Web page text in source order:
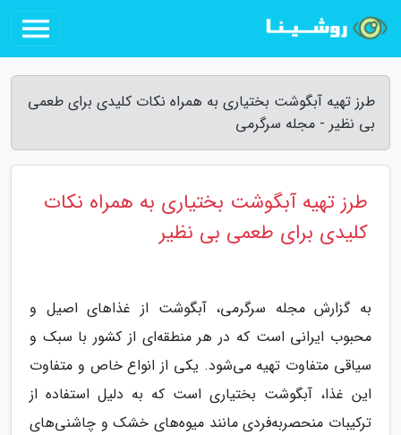
طرز تهیه آبگوشت بختیاری به همراه نکات کلیدی برای طعمی
بی نظیر - مجله سرگرمی
طرز تهیه آبگوشت بختیاری به همراه نکات
کلیدی برای طعمی بی نظیر
به گزارش مجله سرگرمی، آبگوشت از غذاهای اصیل و
محبوب ایرانی است که در هر منطقه‌ای از کشور با سبک و
سیاقی متفاوت تهیه می‌شود. یکی از انواع خاص و متفاوت
این غذا، آبگوشت بختیاری است که به دلیل استفاده از
ترکیبات منحصر‌به‌فردی مانند میوه‌های خشک و چاشنی‌های